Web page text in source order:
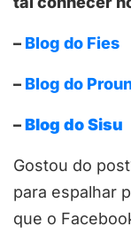
– Blog do Fies
– Blog do
–Blog do Sisu
Gostou do
para espalhar
que o